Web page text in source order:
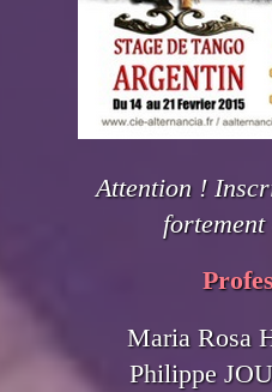
Attention !
Maria Rosa
Philippe